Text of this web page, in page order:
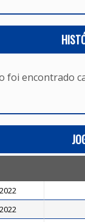
foi encontrado